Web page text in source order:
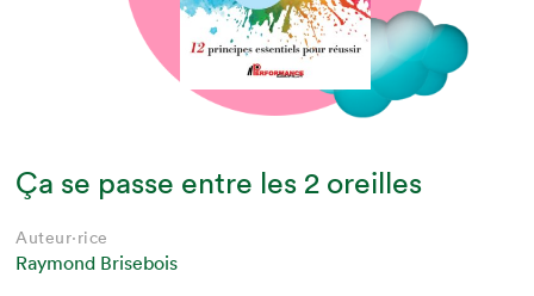
Ça se passe entre les 2 oreilles
Auteur·rice
Raymond Brisebois